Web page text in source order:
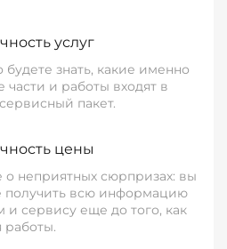
услуг
будете знать, какие именно
части и работы входят в
пакет.
цены
о неприятных сюрпризах: вы
получить всю информацию
и сервису еще до того, как
работы.